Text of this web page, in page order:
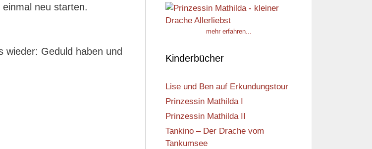
neu starten.
wieder: Geduld haben und
mehr erfahren...
Kinderbücher
Lise und Ben auf Erkundungstour
Prinzessin Mathilda I
Prinzessin Mathilda II
Tankino – Der Drache vom
Tankumsee